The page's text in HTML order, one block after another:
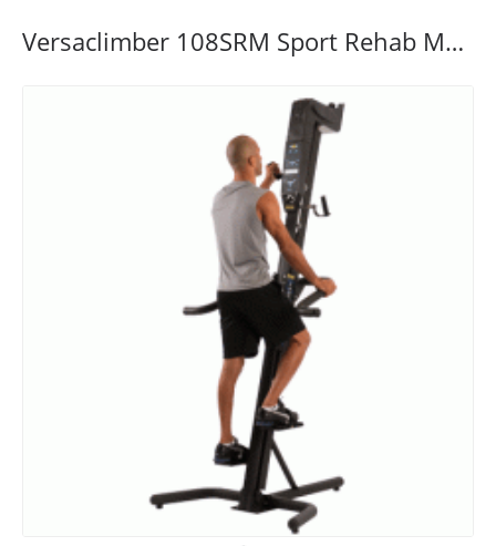
Versaclimber 108SRM Sport Rehab Model Cross Crawl